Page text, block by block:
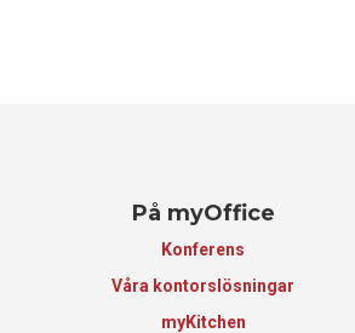
På myOffice
Konferens
Våra kontorslösningar
myKitchen